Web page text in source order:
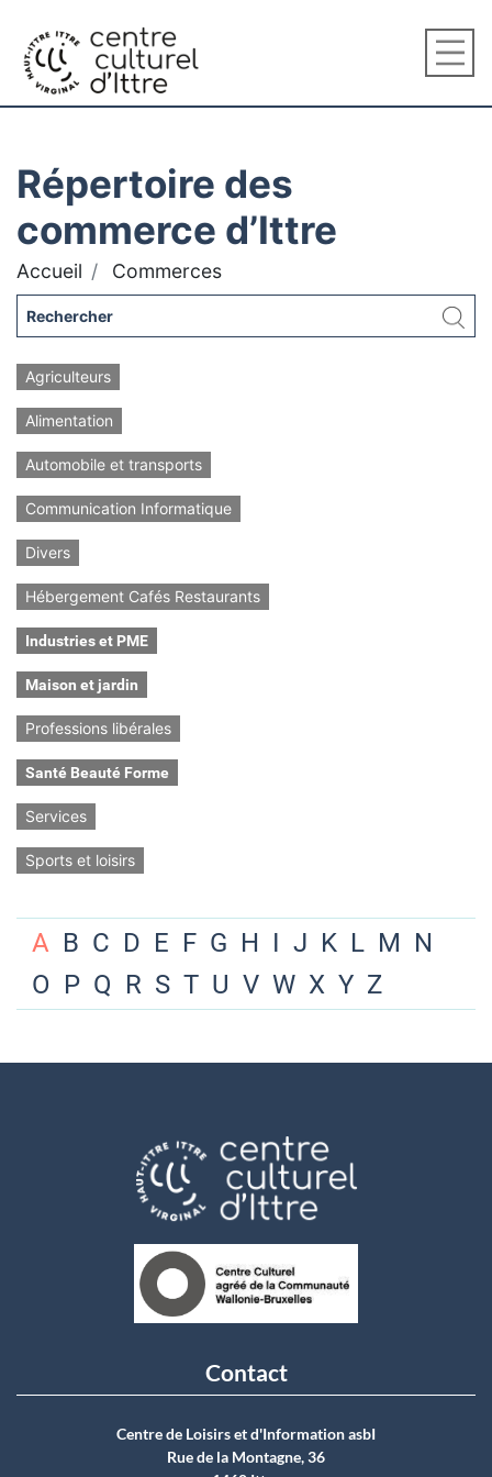
Répertoire des
commerce d’Ittre
Accueil Commerces
Agriculteurs
Alimentation
Automobile et transports
Communication Informatique
Divers
Hébergement Cafés Restaurants
Industries et PME
Maison et jardin
Professions libérales
Santé Beauté Forme
Services
Sports et loisirs
A B C D E F G H I J K L M N
O P Q R S T U V W X Y Z
Contact
Centre de Loisirs et d'Information asbI
Rue de la Montagne, 36